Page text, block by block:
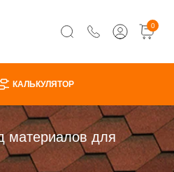
0
КАЛЬКУЛЯТОР
материалов для